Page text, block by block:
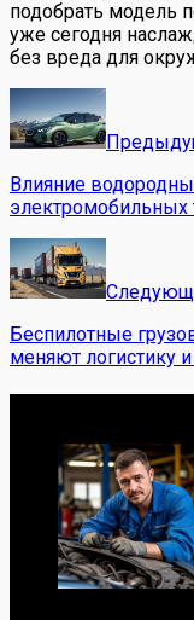
подобрать модель
уже сегодня
без вреда для
Влияние
электромобильных
Беспилотные
меняют логистику